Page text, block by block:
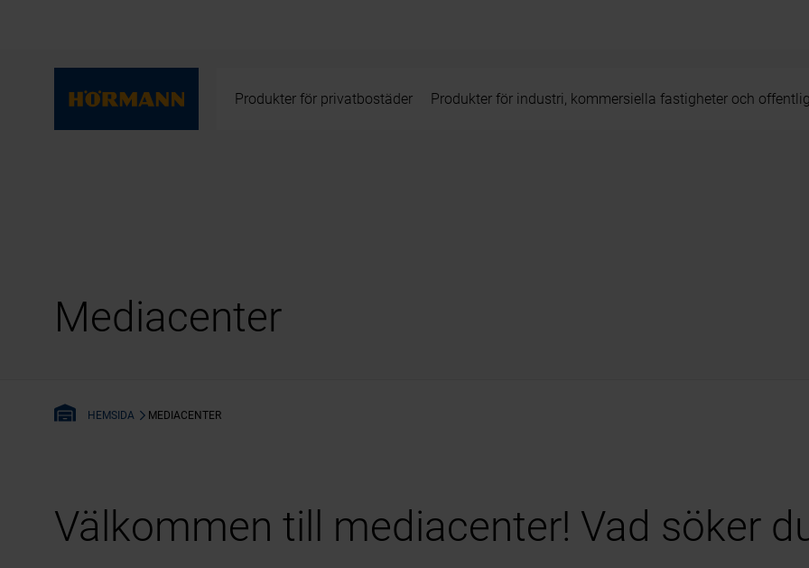
Produkter för privatbostäder Produkter för industri, kommersiella fastigheter och
Mediacenter
HEMSIDA MEDIACENTER
Välkommen till mediacenter! Vad söker